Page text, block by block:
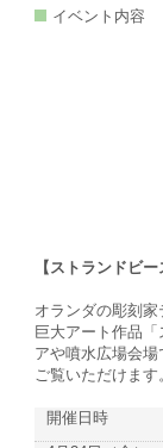
イベント内容
【ストランドビ
オランダの彫刻家
巨大アート作品
アや噴水広場会
ご覧いただけます
開催日時